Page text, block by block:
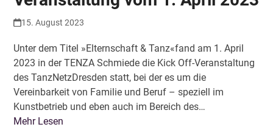
15. August 2023
Unter dem Titel »Elternschaft & Tanz«fand am 1. April
2023 in der TENZA Schmiede die Kick Off-Veranstaltung
des TanzNetzDresden statt, bei der es um die
Vereinbarkeit von Familie und Beruf – speziell im
Kunstbetrieb und eben auch im Bereich des…
Mehr Lesen